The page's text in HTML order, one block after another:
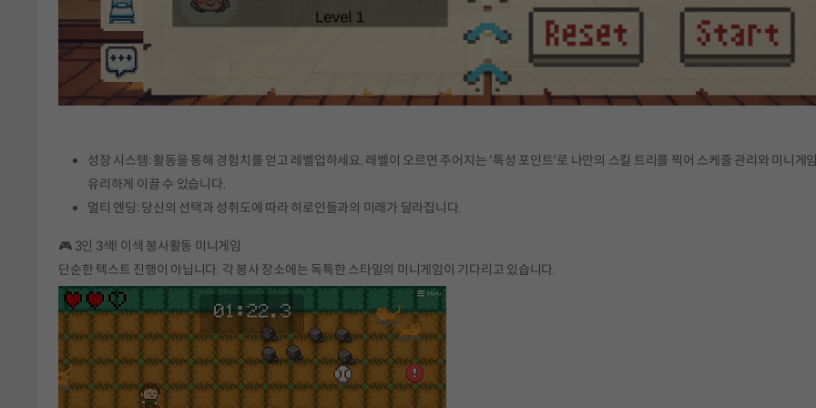
성장 시스템: 활동을 통해 경험치를 얻고 레벨업하세요. 레벨이 오르면 주어지는 '특성 포인트'로 나만의 스킬 트리를 찍어 스케줄 관리와 미니게
유리하게 이끌 수 있습니다.
멀티 엔딩: 당신의 선택과 성취도에 따라 히로인들과의 미래가 달라집니다.
🎮 3인 3색! 이색 봉사활동 미니게임
단순한 텍스트 진행이 아닙니다. 각 봉사 장소에는 독특한 스타일의 미니게임이 기다리고 있습니다.